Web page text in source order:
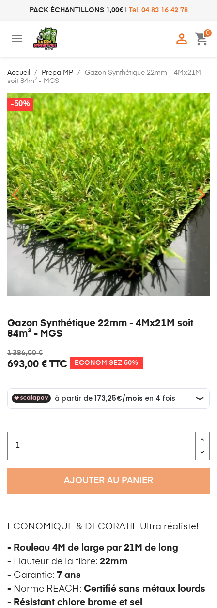
PACK ÉCHANTILLONS 1,00€| Tel. 04 83 16 42 78
 shopping_cart
0
Accueil Prepa MP
Gazon Synthétique 22mm - 4Mx21M
soit 84m² - MGS
-50%
-50%
Gazon Synthétique 22mm - 4Mx21M soit
84m² - MGS
1 386,00 €
693,00 € TTC ÉCONOMISEZ 50%
AJOUTER AU PANIER
ECONOMIQUE & DECORATIF Ultra réaliste!
- Rouleau 4M de large par 21M de long
- Hauteur de la fibre: 22mm
- Garantie: 7 ans
- Norme REACH: Certifié sans métaux lourds
- Résistant chlore brome et sel